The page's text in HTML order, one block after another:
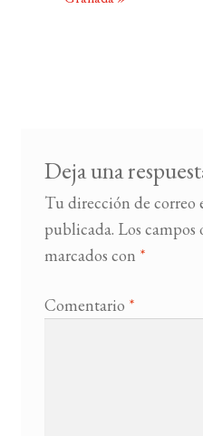
Deja una
Tu dirección de correo
publicada. Los campos
marcados con *
Comentario *